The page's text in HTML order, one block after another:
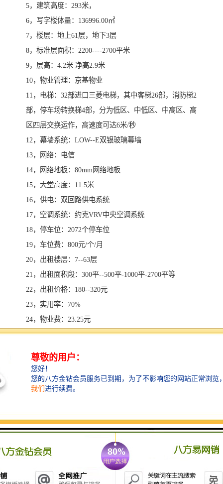
5，建筑高度：293米，
6，写字楼体量：136996.00㎡
7，楼层：地上61层，地下3层
8，标准层面积：2200----2700平米
9，层高：4.2米 净高2.9米
10，物业管理：京基物业
11，电梯：32部进口三菱电梯，其中客梯26部，消防梯2
部，停车场转换梯4部，分为低区、中低区、中高区、高
区四层交换运作，高速度可达6米/秒
12，幕墙系统：LOW--E双银玻璃幕墙
13，网络：电信
14，网络地板：80mm网络地板
15，大堂高度：11.5米
16，供电：双回路供电系统
17，空调系统：约克VRV中央空调系统
18，停车位：2072个停车位
19，车位费：800元/个/月
20，出租楼层：7--63层
21，出租面积段：300平--500平-1000平-2700平等
22，出租价格：180--320元
23，实用率：70%
24，物业费：23.25元
25，空调费：计
公交线路：站及线路：1号线、已动工7号、9号以及11号
线。 现距1号线车公庙站约500米，规划与9号线下沙站
无缝接驳 。 公交：下沙站：26路空调; 64路空调; 236路
调; 229路空调; 322路空调; 337路; 353路; 382路; j1
19号。 口岸：距福田口岸、皇岗口岸5分钟车程，往深